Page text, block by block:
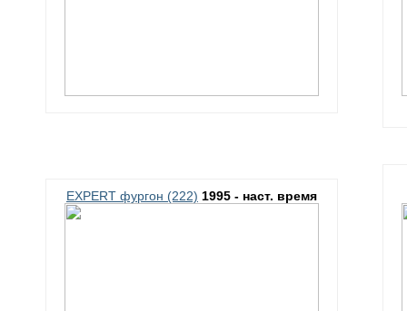
EXPERT фургон (222) 1995 - наст. время